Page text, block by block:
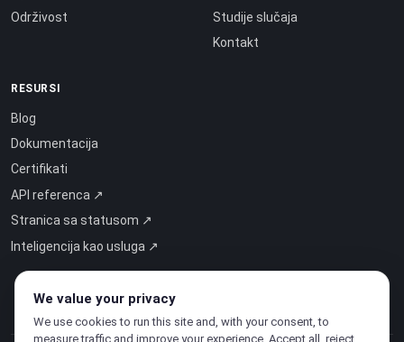
Održivost
Studije slučaja
Kontakt
RESURSI
Blog
Dokumentacija
Certifikati
API referenca ↗
Stranica sa statusom ↗
Inteligencija kao usluga ↗
We value your privacy
We use cookies to run this site and, with your consent, to
measure traffic and improve your experience. Accept all, reject